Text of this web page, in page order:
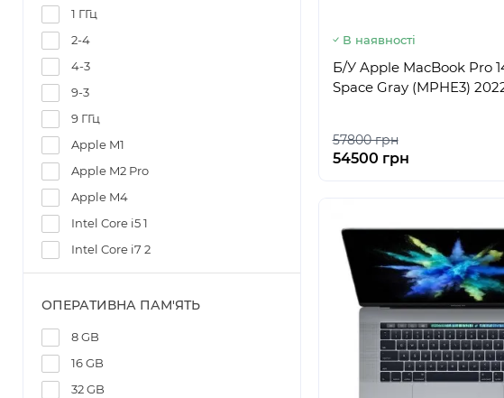
1 ГГц
2-4
4-3
9-3
9 ГГц
Apple M1
Apple M2 Pro
Apple M4
Intel Core i5 1
Intel Core i7 2
ОПЕРАТИВНА ПАМ'ЯТЬ
8 GB
16 GB
32 GB
В наявності
Б/У Apple MacBook Pro
Space Gray (MPHE3)
57800 грн
54500 грн